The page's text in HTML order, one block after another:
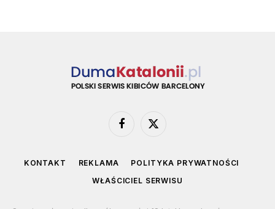
Facebook
X
KONTAKT REKLAMA
POLITYKA PRYWATNOŚCI
WŁAŚCICIEL SERWISU